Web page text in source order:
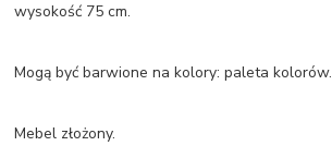
wysokość 75 cm.
Mogą być barwione na kolory: paleta kolorów.
Mebel złożony.